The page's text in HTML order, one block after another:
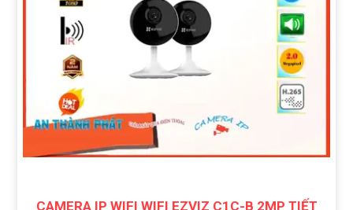
CAMERA IP WIFI WIFI EZVIZ C1C-B 2MP TIẾT